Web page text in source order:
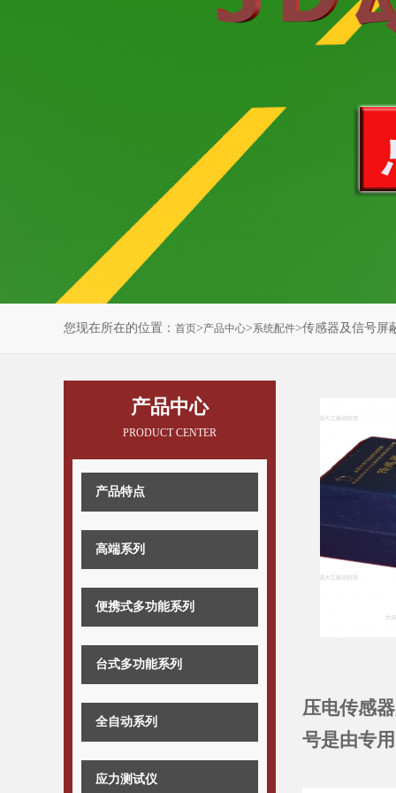
您现在所在的位置： 首页>产品中心>系统配件>传感器及信号屏
产品中心
PRODUCT CENTER
产品特点
高端系列
便携式多功能系列
台式多功能系列
全自动系列
应力测试仪
压电传感
号是由专